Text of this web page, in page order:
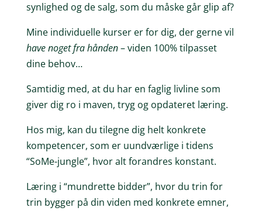
synlighed og de salg, som du måske går glip af?
Mine individuelle kurser er for dig, der gerne vil
have noget fra hånden– viden 100% tilpasset
dine behov…
Samtidig med, at du har en faglig livline som
giver dig ro i maven, tryg og opdateret læring.
Hos mig, kan du tilegne dig helt konkrete
kompetencer, som er uundværlige i tidens
“SoMe-jungle”, hvor alt forandres konstant.
Læring i “mundrette bidder”, hvor du trin for
trin bygger på din viden med konkrete emner,